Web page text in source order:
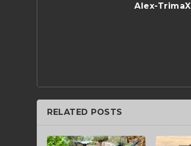
Alex-TrimaX
RELATED POSTS